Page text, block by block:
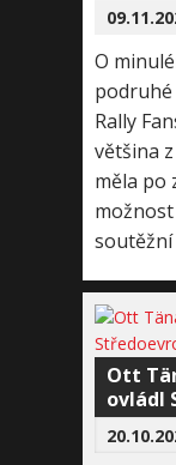
O
podruhé
Rally
většina
měla po
soutěžní
Ott
ovládl